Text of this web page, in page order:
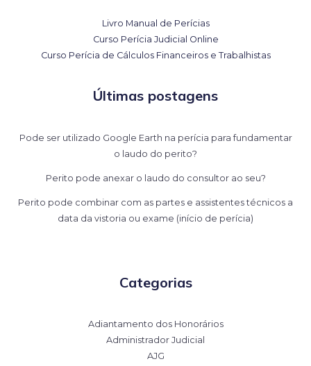
Livro Manual de Perícias
Curso Perícia Judicial Online
Curso Perícia de Cálculos Financeiros e Trabalhistas
Últimas postagens
Pode ser utilizado Google Earth na perícia para fundamentar
o laudo do perito?
Perito pode anexar o laudo do consultor ao seu?
Perito pode combinar com as partes e assistentes técnicos a
data da vistoria ou exame (início de perícia)
Categorias
Adiantamento dos Honorários
Administrador Judicial
AJG